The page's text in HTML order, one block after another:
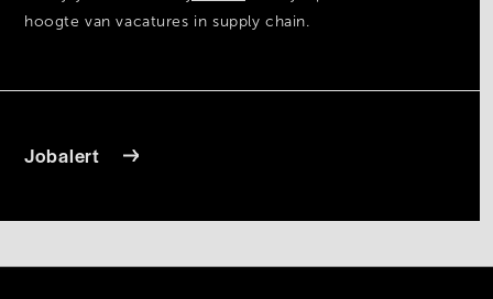
hoogte van vacatures in supply chain.
Jobalert